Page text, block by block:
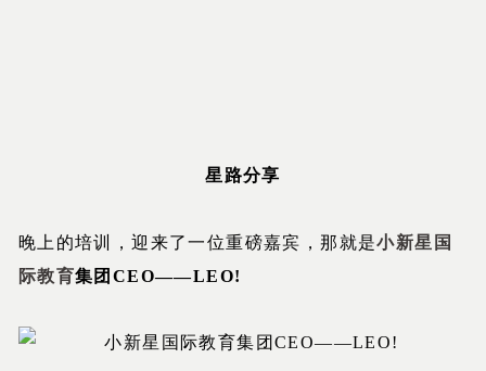
星路分享
晚上的培训，迎来了一位重磅嘉宾，那就是小新星国
际教育集团CEO——LEO!